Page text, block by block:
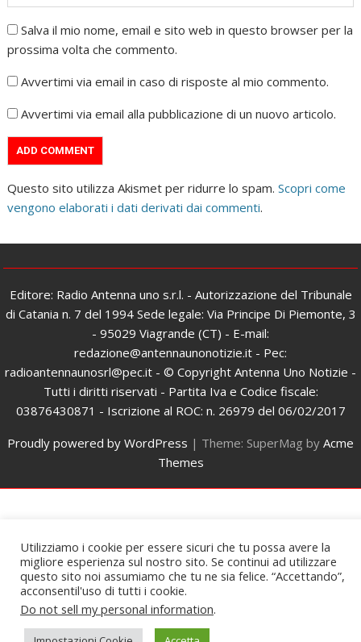
Salva il mio nome, email e sito web in questo browser per la
prossima volta che commento.
Avvertimi via email in caso di risposte al mio commento.
Avvertimi via email alla pubblicazione di un nuovo articolo.
Questo sito utilizza Akismet per ridurre lo spam.Scopri come
vengono elaborati i dati derivati dai commenti.
Editore: Radio Antenna uno s.r.l. - Autorizzazione del Tribunale
di Catania n. 7 del 1994 Sede legale: Via Principe Di Piemonte, 3
- 95029 Viagrande (CT) - E-mail:
redazione@antennaunonotizie.it - Pec:
radioantennaunosrl@pec.it - © Copyright Antenna Uno Notizie -
Tutti i diritti riservati - Partita Iva e Codice fiscale:
03876430871 - Iscrizione al ROC: n. 26979 del 06/02/2017
Proudly powered by WordPress | Theme: SuperMag by Acme
Themes
Utilizziamo i cookie per essere sicuri che tu possa avere la
migliore esperienza sul nostro sito. Se continui ad utilizzare
questo sito noi assumiamo che tu ne sia felice. “Accettando”,
acconsentil'uso di tutti i cookie.
Do not sell my personal information.